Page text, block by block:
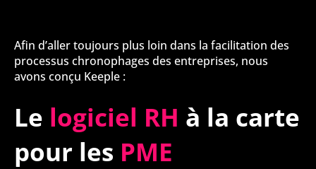
Afin d’aller toujours plus loin dans la facilitation des
processus chronophages des entreprises, nous
avons conçu Keeple :
Le logiciel RH à la carte
pour les PME